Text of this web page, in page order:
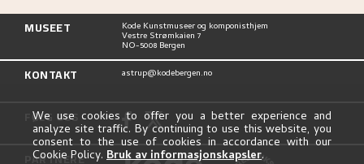
MUSEET Kode Kunstmuseer og komponisthjem
Vestre Strømkaien 7
NO-5008 Bergen
KONTAKT astrup@kodebergen.no
FØLG OSS
PARTNERE
We use cookies to offer you a better experience and
analyze site traffic. By continuing to use this website, you
consent to the use of cookies in accordance with our
Cookie Policy. Bruk av informasjonskapsler.